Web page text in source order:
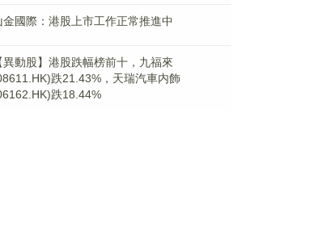
金國際：港股上市工作正常推進中
異動股】港股跌幅榜前十，九福來
跌21.43%，天瑞汽車内飾
跌18.44%